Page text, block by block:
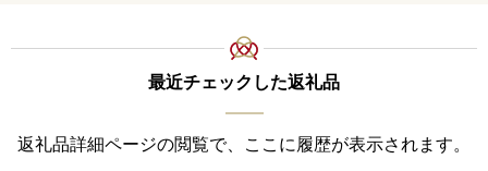
最近チェックした返礼品
返礼品詳細ページの閲覧で、ここに履歴が表示されます。